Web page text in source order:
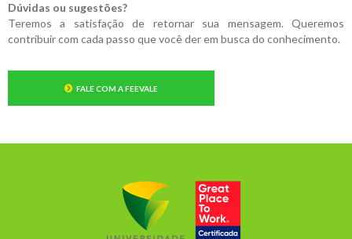
Dúvidas ou sugestões?
Teremos a satisfação de retornar sua mensagem. Queremos
contribuir com cada passo que você der em busca do conhecimento.
FALE COM A FEEVALE